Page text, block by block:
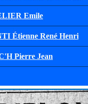
Emile
Étienne René Henri
Pierre Jean